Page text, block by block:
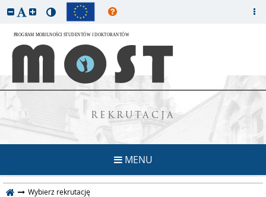
REKRUTACJA
MENU
Wybierz rekrutację